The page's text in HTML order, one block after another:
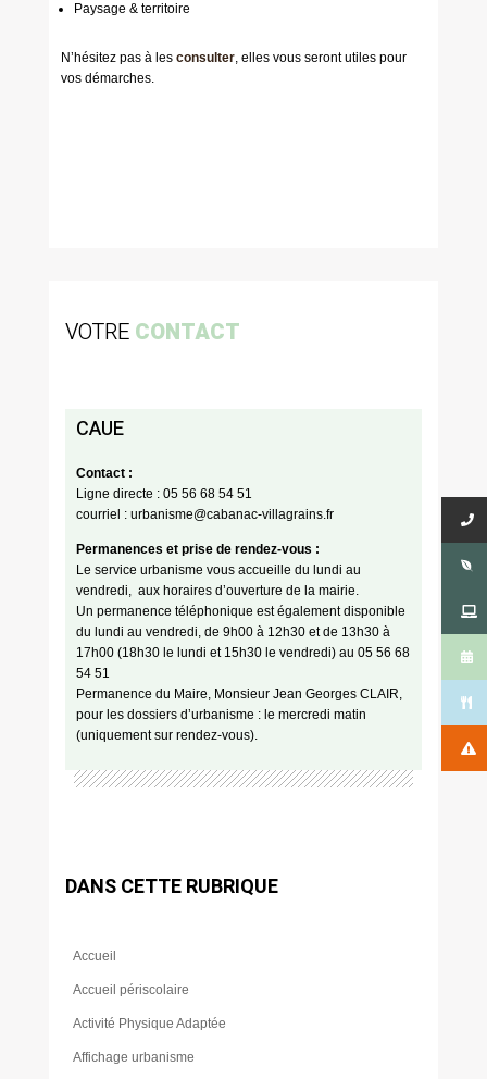
Paysage & territoire
N’hésitez pas à les consulter, elles vous seront utiles pour
vos démarches.
VOTRE CONTACT
CAUE
Contact :
Ligne directe : 05 56 68 54 51
courriel : urbanisme@cabanac-villagrains.fr
Permanences et prise de rendez-vous :
Le service urbanisme vous accueille du lundi au
vendredi, aux horaires d’ouverture de la mairie.
Un permanence téléphonique est également disponible
du lundi au vendredi, de 9h00 à 12h30 et de 13h30 à
17h00 (18h30 le lundi et 15h30 le vendredi) au 05 56 68
54 51
Permanence du Maire, Monsieur Jean Georges CLAIR,
pour les dossiers d’urbanisme : le mercredi matin
(uniquement sur rendez-vous).
DANS CETTE RUBRIQUE
Accueil
Accueil périscolaire
Activité Physique Adaptée
Affichage urbanisme